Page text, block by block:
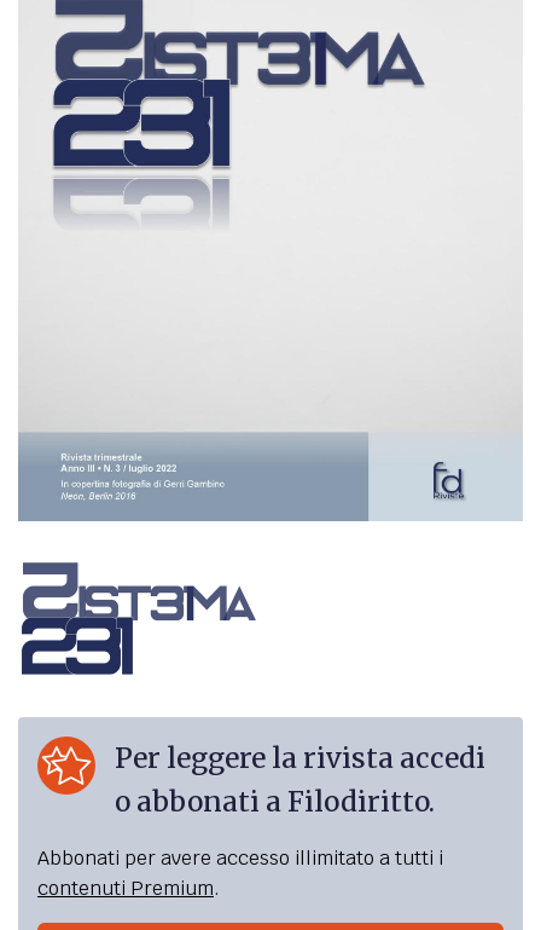
EXTRA
CODICI RUBRICHE LIBRI PROCEEDINGS PUBBLICITÀ
SOCIAL MEDIA
Per leggere la rivista accedi
o abbonati a Filodiritto.
Abbonati per avere accesso illimitato a tutti i
contenuti Premium.